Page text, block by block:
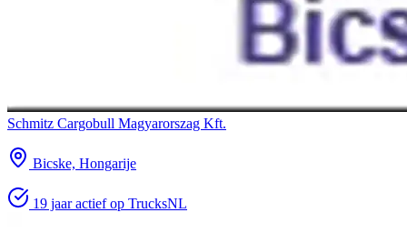
Schmitz Cargobull Magyarorszag Kft.
Bicske, Hongarije
19 jaar actief op TrucksNL